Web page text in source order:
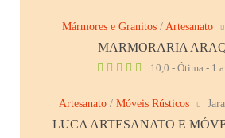
Mármores e Granitos / Artesanato
MARMORARIA
10,0 - Ótima - 1
Artesanato / Móveis Rústicos
LUCA ARTESANATO E